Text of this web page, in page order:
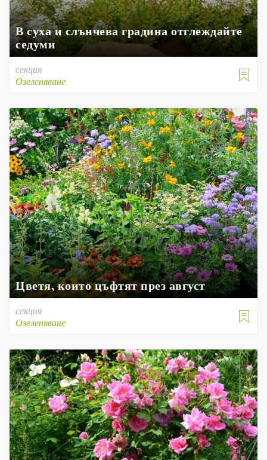
В суха и слънчева градина отглеждайте
седуми

секция
Озеленяване
Цветя, които цъфтят през август

секция
Озеленяване